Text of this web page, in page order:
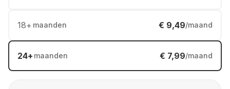
18+ maanden € 9,49/maand
24+ maanden € 7,99/maand